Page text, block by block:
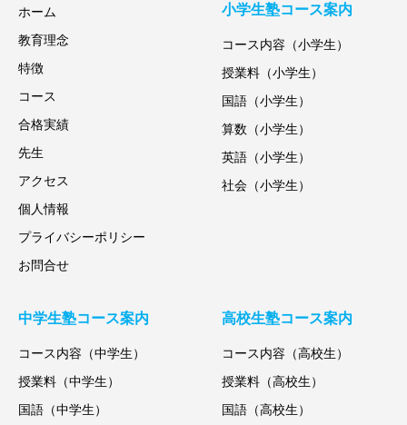
ホーム
教育理念
特徴
コース
合格実績
先生
アクセス
個人情報
プライバシーポリシー
お問合せ
小学生塾コース案内
コース内容（小学生）
授業料（小学生）
国語（小学生）
算数（小学生）
英語（小学生）
社会（小学生）
中学生塾コース案内
コース内容（中学生）
授業料（中学生）
国語（中学生）
高校生塾コース案内
コース内容（高校生）
授業料（高校生）
国語（高校生）